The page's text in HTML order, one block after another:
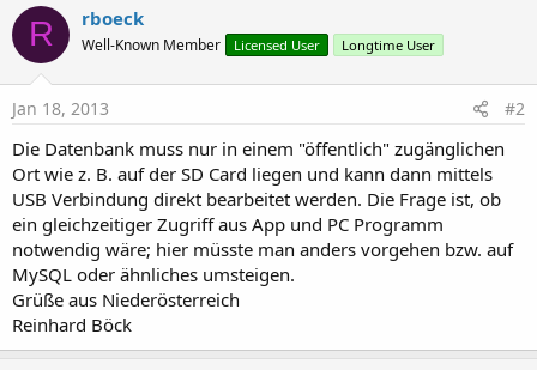
R rboeck
Well-Known Member Licensed User Longtime User
Jan 18, 2013 #2
Die Datenbank muss nur in einem "öffentlich" zugänglichen
Ort wie z. B. auf der SD Card liegen und kann dann mittels
USB Verbindung direkt bearbeitet werden. Die Frage ist, ob
ein gleichzeitiger Zugriff aus App und PC Programm
notwendig wäre; hier müsste man anders vorgehen bzw. auf
MySQL oder ähnliches umsteigen.
Grüße aus Niederösterreich
Reinhard Böck